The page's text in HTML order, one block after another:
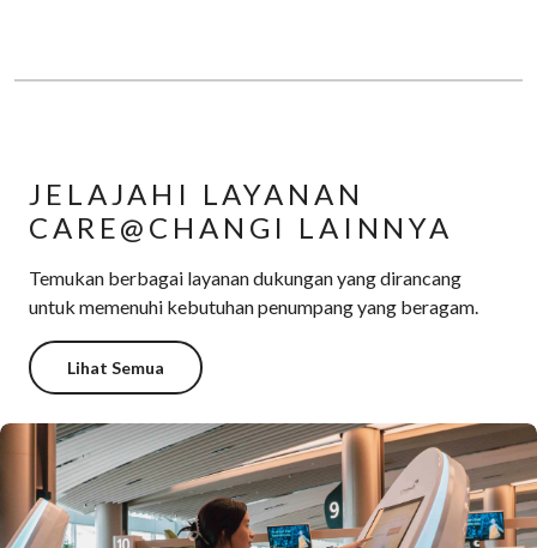
JELAJAHI LAYANAN
CARE@CHANGI LAINNYA
Temukan berbagai layanan dukungan yang dirancang
untuk memenuhi kebutuhan penumpang yang beragam.
Lihat Semua